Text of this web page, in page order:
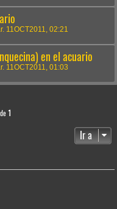
11OCT2011, 02:21
en el acuario
11OCT2011, 01:03
de 1
Ir a